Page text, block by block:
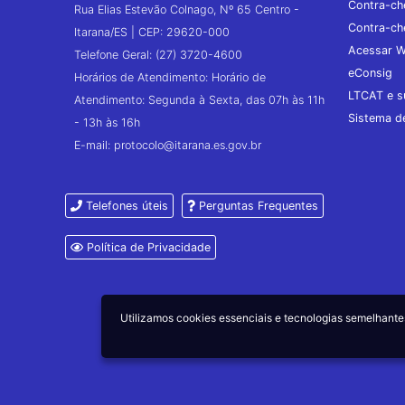
Rua Elias Estevão Colnago, Nº 65 Centro -
Itarana/ES | CEP: 29620-000
Telefone Geral: (27) 3720-4600
Horários de Atendimento: Horário de
Atendimento: Segunda à Sexta, das 07h às 11h
- 13h às 16h
E-mail: protocolo@itarana.es.gov.br
Telefones úteis Perguntas Frequentes
Política de Privacidade
Contra-
Contra-
Acessar
eConsig
LTCAT e
Sistema
Utilizamos cookies essenciais e tecnologias